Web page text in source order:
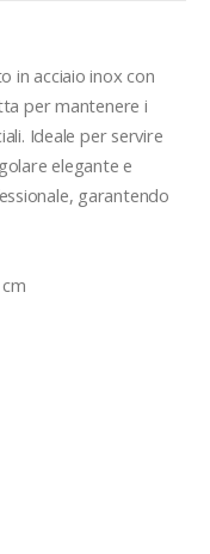
in acciaio inox con
per mantenere i
Ideale per servire
elegante e
garantendo